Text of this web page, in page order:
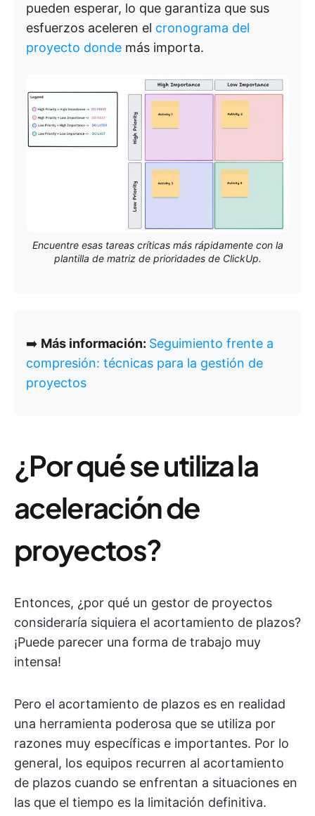
pueden esperar, lo que garantiza que sus
esfuerzos aceleren el cronograma del
proyecto donde más importa.
Encuentre esas tareas críticas más rápidamente con la
plantilla de matriz de prioridades de ClickUp.
➡️ Más información: Seguimiento frente a
compresión: técnicas para la gestión de
proyectos
¿Por qué se utiliza la
aceleración de
proyectos?
Entonces, ¿por qué un gestor de proyectos
consideraría siquiera el acortamiento de plazos?
¡Puede parecer una forma de trabajo muy
intensa!
Pero el acortamiento de plazos es en realidad
una herramienta poderosa que se utiliza por
razones muy específicas e importantes. Por lo
general, los equipos recurren al acortamiento
de plazos cuando se enfrentan a situaciones en
las que el tiempo es la limitación definitiva.